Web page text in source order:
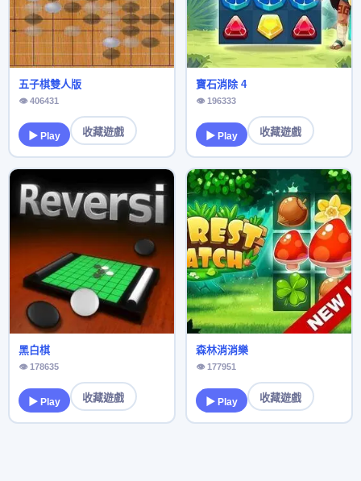
五子棋雙人版
👁 406431
▶ Play 收藏遊戲
寶石消除 4
👁 196333
▶ Play 收藏遊戲
黑白棋
👁 178635
▶ Play 收藏遊戲
森林消消樂
👁 177951
▶ Play 收藏遊戲